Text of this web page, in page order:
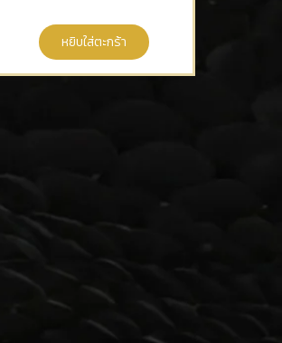
หยิบใส่ตะกร้า